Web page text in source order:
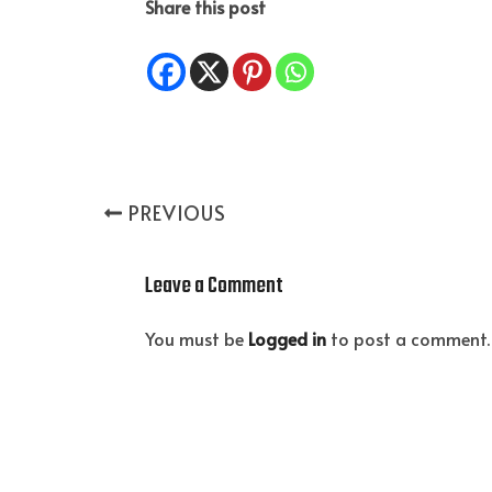
Share this post
PREVIOUS
Leave a Comment
You must be Logged in to post a comment.